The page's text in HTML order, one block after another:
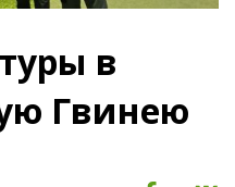
в
Гвинею